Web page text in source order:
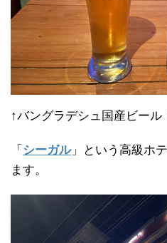
↑バングラデシュ国産ビール
「 シーガル」という高級ホ
ます。